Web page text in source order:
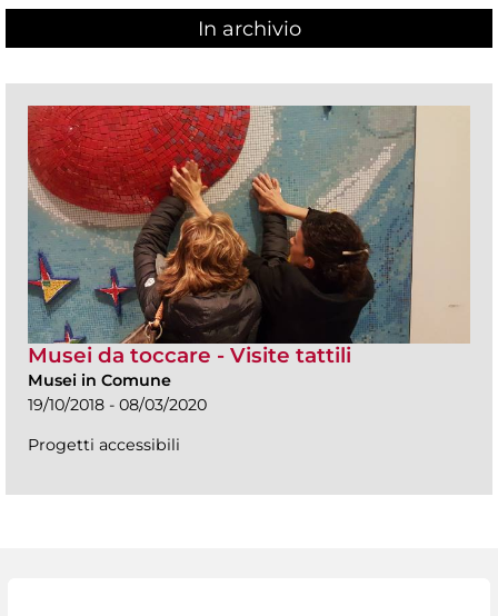
In archivio
Musei da toccare - Visite tattili
Musei in Comune
19/10/2018 - 08/03/2020
Progetti accessibili